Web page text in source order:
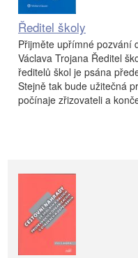
Ředitel školy
Přijměte upřímné pozvání
Václava Trojana Ředitel
ředitelů škol je psána
Stejně tak bude užitečná
počínaje zřizovateli a